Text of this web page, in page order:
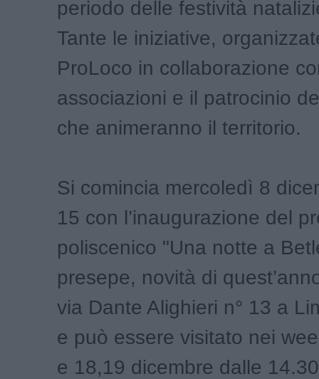
periodo delle festività
Tante le iniziative,
ProLoco in collaborazione
associazioni e il patrocinio
che animeranno il territorio.
Si comincia mercoledì 8
15 con l’inaugurazione del
poliscenico "Una notte a
presepe, novità di
via Dante Alighieri n° 13 a
e può essere visitato nei
e 18,19 dicembre dalle